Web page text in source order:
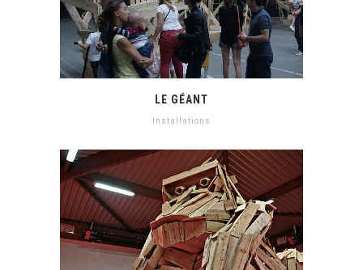
LE GÉANT
Installations